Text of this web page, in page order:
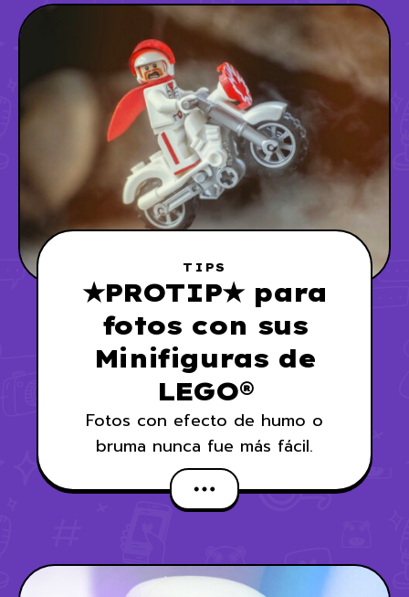
TIPS
★PROTIP★ para
fotos con sus
Minifiguras de
LEGO®⁣
Fotos con efecto de humo o
bruma nunca fue más fácil.